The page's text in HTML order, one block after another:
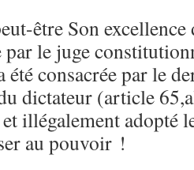
être Son excellence
par le juge
été consacrée par le
dictateur (article
illégalement adopté
au pouvoir !